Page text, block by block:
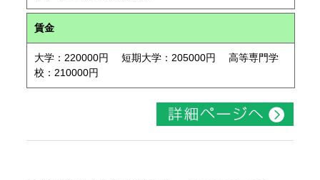
賃金
大学：220000円 短期大学：205000円 高等専門学
校：210000円